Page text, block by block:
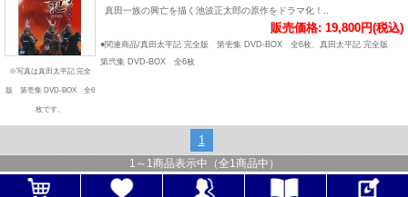
※写真は真田太平記 完全
版 第壱集 DVD-BOX 全6
枚です。
真田一族の興亡を描く池波正太郎の原作をドラマ化！..
販売価格: 19,800円(税込)
●関連商品/真田太平記 完全版 第壱集 DVD-BOX 全6枚、真田太平記 完全版
第弐集 DVD-BOX 全6枚
1
1 ～ 1 商品表示中（全1 商品中）